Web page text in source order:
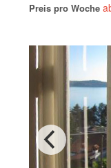
Preis pro Woche